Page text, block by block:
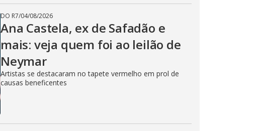
DO R7/04/08/2026
Ana Castela, ex de Safadão e
mais: veja quem foi ao leilão de
Neymar
Artistas se destacaram no tapete vermelho em prol de
causas beneficentes